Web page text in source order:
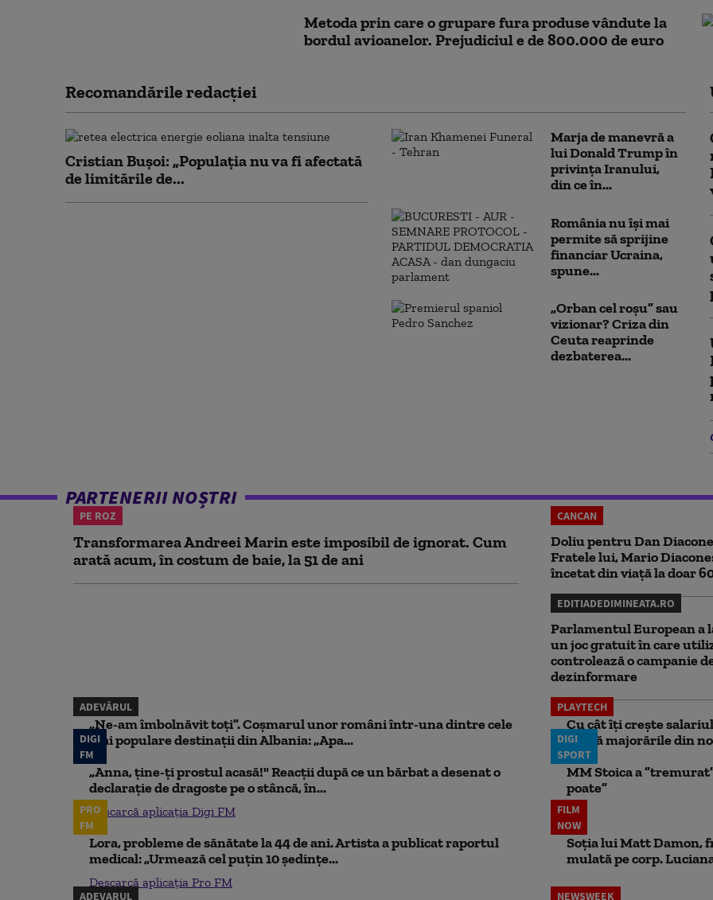
Metoda prin care o grupare fura produse vândute la
bordul avioanelor. Prejudiciul e de 800.000 de euro
Recomandările redacţiei
Cristian Bușoi: „Populația nu va fi afectată
de limitările de...
Marja de manevră a
lui Donald Trump în
privința Iranului,
din ce în...
România nu își mai
permite să sprijine
financiar Ucraina,
spune...
„Orban cel roșu” sau
vizionar? Criza din
Ceuta reaprinde
dezbaterea...
PARTENERII NOȘTRI
PE ROZ
Transformarea Andreei Marin este imposibil de ignorat. Cum
arată acum, în costum de baie, la 51 de ani
CANCAN
Doliu pentru Dan
Fratele lui, Mario
încetat din viață la doar
EDITIADEDIMINEATA.RO
Parlamentul European a
un joc gratuit în care
controlează o campanie
dezinformare
ADEVĂRUL
„Ne-am îmbolnăvit toți”. Coșmarul unor români într-una dintre cele
mai populare destinații din Albania: „Apa...
PLAYTECH
Cu cât îți crește
aplică majorările din
DIGI
FM
„Anna, ţine-ţi prostul acasă!" Reacţii după ce un bărbat a desenat o
declaraţie de dragoste pe o stâncă, în...
Descarcă aplicația Digi FM
DIGI
SPORT
MM Stoica a
poate”
PRO
FM
Lora, probleme de sănătate la 44 de ani. Artista a publicat raportul
medical: „Urmează cel puțin 10 ședințe...
Descarcă aplicația Pro FM
FILM
NOW
Soția lui Matt Damon,
mulată pe corp.
ADEVARUL NEWSWEEK